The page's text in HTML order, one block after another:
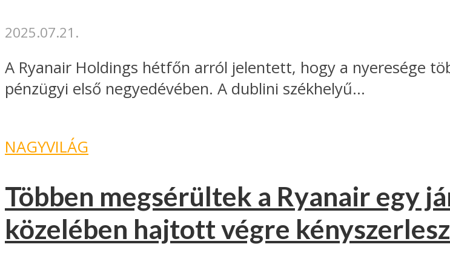
2025.07.21.
A Ryanair Holdings hétfőn arról jelentett, hogy a nyeresége
pénzügyi első negyedévében. A dublini székhelyű...
NAGYVILÁG
Többen megsérültek a Ryanair egy
közelében hajtott végre